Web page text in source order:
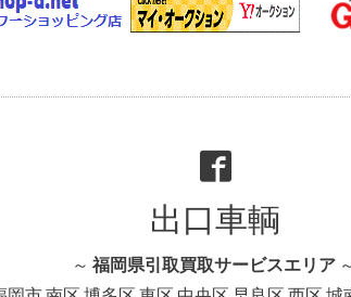
出口車輌
～ 福岡県引取買取サービスエリア